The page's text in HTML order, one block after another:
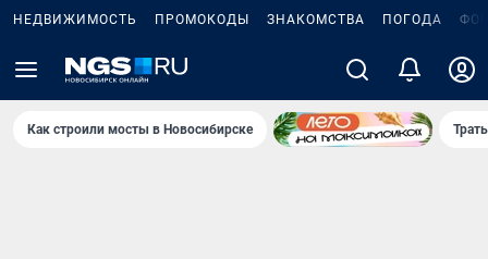
НЕДВИЖИМОСТЬ ПРОМОКОДЫ ЗНАКОМСТВА ПОГОДА
Как строили мосты в Новосибирске